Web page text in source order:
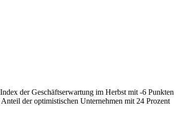
der Geschäftserwartung im Herbst mit -6 Punkten
der optimistischen Unternehmen mit 24 Prozent